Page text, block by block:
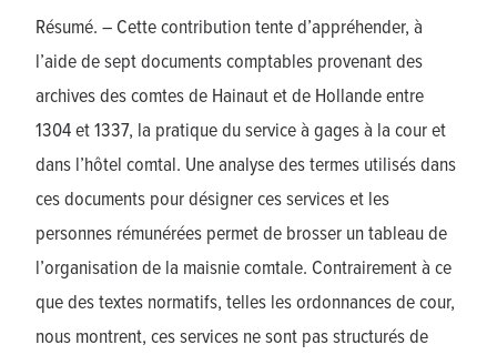
Résumé. – Cette contribution tente d’appréhender, à
l’aide de sept documents comptables provenant des
archives des comtes de Hainaut et de Hollande entre
1304 et 1337, la pratique du service à gages à la cour et
dans l’hôtel comtal. Une analyse des termes utilisés dans
ces documents pour désigner ces services et les
personnes rémunérées permet de brosser un tableau de
l’organisation de la maisnie comtale. Contrairement à ce
que des textes normatifs, telles les ordonnances de cour,
nous montrent, ces services ne sont pas structurés de